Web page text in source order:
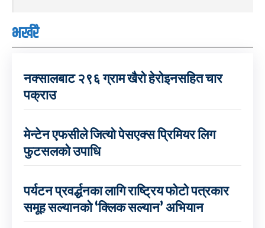
भर्खरै
नक्सालबाट २९६ ग्राम खैरो हेरोइनसहित चार
पक्राउ
मेन्टेन एफसीले जित्यो पेसएक्स प्रिमियर लिग
फुटसलको उपाधि
पर्यटन प्रवर्द्धनका लागि राष्ट्रिय फोटो पत्रकार
समूह सल्यानको ‘क्लिक सल्यान’ अभियान